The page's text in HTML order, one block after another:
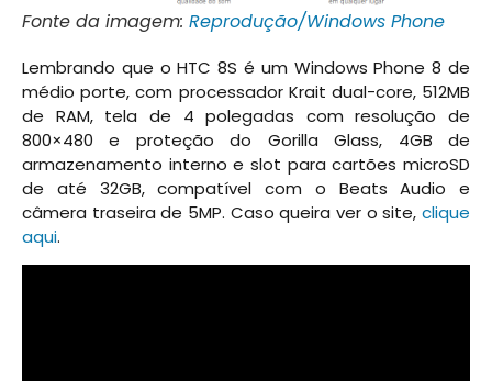
Fonte da imagem: Reprodução/Windows Phone
Lembrando que o HTC 8S é um Windows Phone 8 de
médio porte, com processador Krait dual-core, 512MB
de RAM, tela de 4 polegadas com resolução de
800×480 e proteção do Gorilla Glass, 4GB de
armazenamento interno e slot para cartões microSD
de até 32GB, compatível com o Beats Audio e
câmera traseira de 5MP. Caso queira ver o site, clique
aqui.